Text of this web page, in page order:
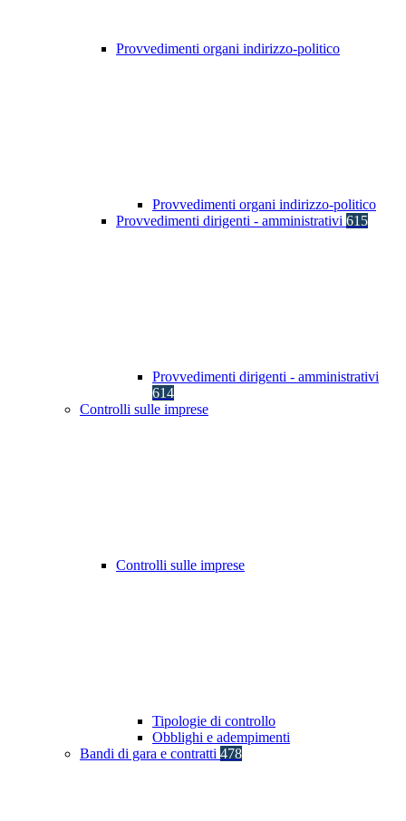
Provvedimenti organi indirizzo-politico
Provvedimenti organi indirizzo-politico
Provvedimenti dirigenti - amministrativi 615
Provvedimenti dirigenti - amministrativi
614
Controlli sulle imprese
Controlli sulle imprese
Tipologie di controllo
Obblighi e adempimenti
Bandi di gara e contratti 478